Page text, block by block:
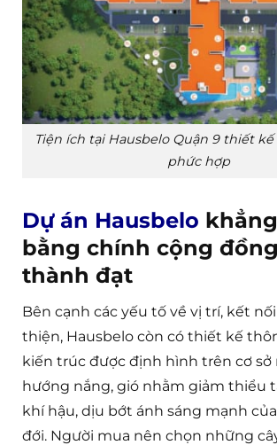
Tiện ích tại Hausbelo Quận 9 thiết
phức hợp
Dự án Hausbelo
bằng chính cộng
thành đạt
Bên cạnh các yếu tố về vị trí, kết
thiện, Hausbelo còn có thiết kế
kiến trúc được định hình trên cơ sở
hướng nắng, gió nhằm giảm thiểu
khí hậu, dịu bớt ánh sáng mạnh
đới. Người mua nên chọn những